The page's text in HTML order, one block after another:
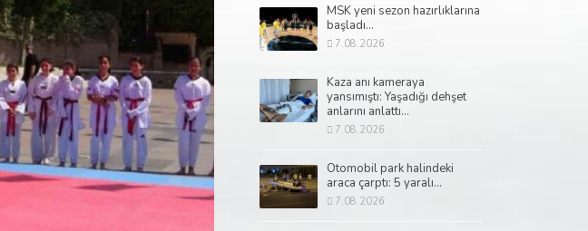
MSK yeni sezon hazırlıklarına
başladı...
7.08.2026
Kaza anı kameraya
yansımıştı: Yaşadığı dehşet
anlarını anlattı...
7.08.2026
Otomobil park halindeki
araca çarptı: 5 yaralı...
7.08.2026